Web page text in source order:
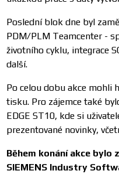
Poslední blok dne byl
PDM/PLM Teamcenter -
životního cyklu, integrace
další.
Po celou dobu akce mohli
tisku. Pro zájemce také
EDGE ST10, kde si
prezentované novinky,
Během konání akce
SIEMENS Industry